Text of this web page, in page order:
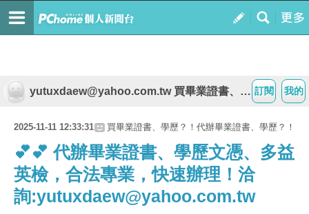
我的
訂閱
yutuxdaew@yahoo.com.tw 買畢業證書、學歷？！代辦畢業證書、學歷？！
2025-11-11 12:33:31 買畢業證書、學歷？！代辦畢業證書、學歷？！
💕💕 代辦畢業證書、學歷文憑、多益
英檢，合法專業，快速辦理！洽
詢:yutuxdaew@yahoo.com.tw